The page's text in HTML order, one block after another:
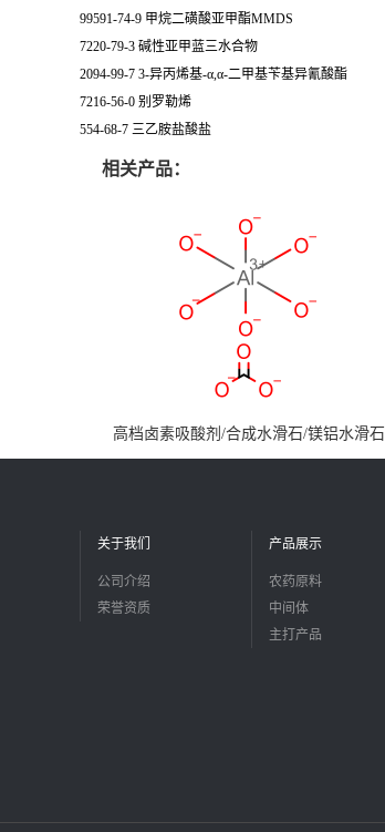
99591-74-9 甲烷二磺酸亚甲酯MMDS
7220-79-3 碱性亚甲蓝三水合物
2094-99-7 3-异丙烯基-α,α-二甲基苄基异氰酸酯
7216-56-0 别罗勒烯
554-68-7 三乙胺盐酸盐
相关产品：
高档卤素吸酸剂/合成水滑石/镁铝水滑石
关于我们
公司介绍
荣誉资质
产品展示
农药原料
中间体
主打产品